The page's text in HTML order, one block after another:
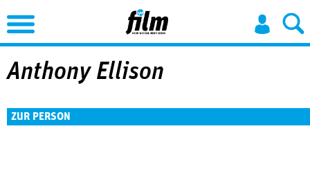
Jump to Navigation
Anthony Ellison
ZUR PERSON